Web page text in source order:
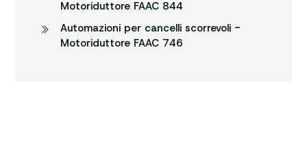
Motoriduttore FAAC 844
Automazioni per cancelli scorrevoli -
Motoriduttore FAAC 746